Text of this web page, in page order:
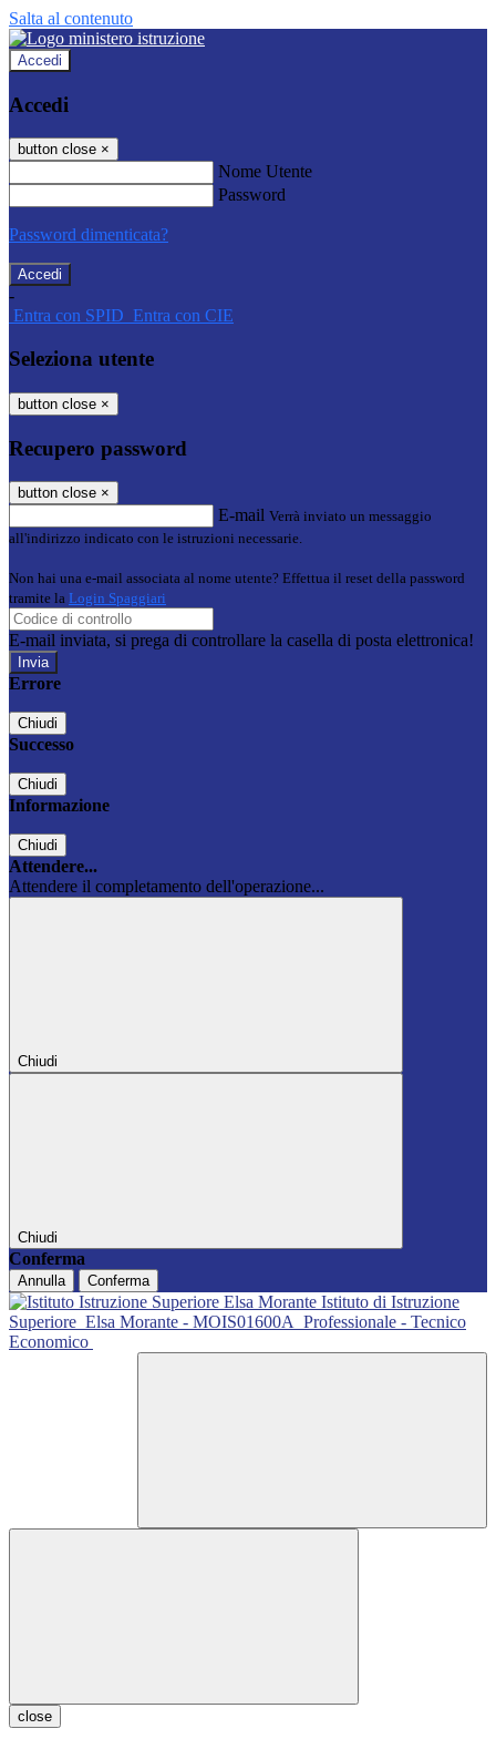
Salta al contenuto
Accedi
Accedi
button close ×
Nome Utente
Password
Password dimenticata?
-
Entra con SPID Entra con CIE
Seleziona utente
button close ×
Recupero password
button close ×
E-mail Verrà inviato un messaggio
all'indirizzo indicato con le istruzioni necessarie.
Non hai una e-mail associata al nome utente? Effettua il reset della password
tramite la Login Spaggiari
E-mail inviata, si prega di controllare la casella di posta elettronica!
Errore
Chiudi
Successo
Chiudi
Informazione
Chiudi
Attendere...
Attendere il completamento dell'operazione...
Chiudi
Chiudi
Conferma
Annulla Conferma
Istituto di Istruzione
Superiore Elsa Morante - MOIS01600A Professionale - Tecnico
Economico
close